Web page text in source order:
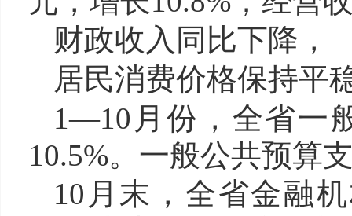
财政收入同比下降，
居民消费价格保持平
1—10月份，全省一
10.5%。一般公共预算
10月末，全省金融